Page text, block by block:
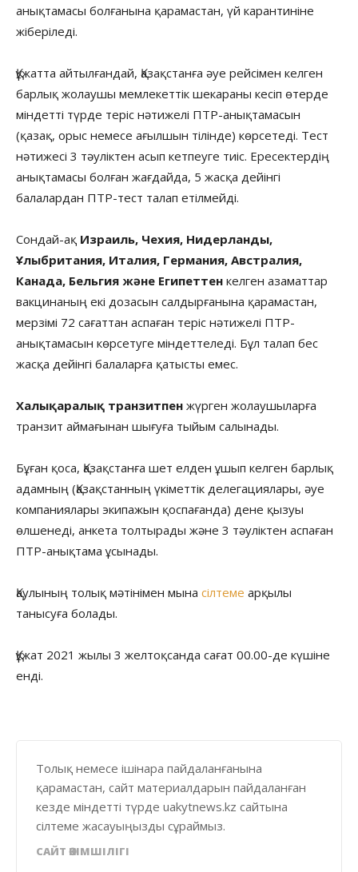
анықтамасы болғанына қарамастан, үй карантиніне
жіберіледі.
Құжатта айтылғандай, Қазақстанға әуе рейсімен келген
барлық жолаушы мемлекеттік шекараны кесіп өтерде
міндетті түрде теріс нәтижелі ПТР-анықтамасын
(қазақ, орыс немесе ағылшын тілінде) көрсетеді. Тест
нәтижесі 3 тәуліктен асып кетпеуге тиіс. Ересектердің
анықтамасы болған жағдайда, 5 жасқа дейінгі
балалардан ПТР-тест талап етілмейді.
Сондай-ақ Израиль, Чехия, Нидерланды,
Ұлыбритания, Италия, Германия, Австралия,
Канада, Бельгия және Египеттен келген азаматтар
вакцинаның екі дозасын салдырғанына қарамастан,
мерзімі 72 сағаттан аспаған теріс нәтижелі ПТР-
анықтамасын көрсетуге міндеттеледі. Бұл талап бес
жасқа дейінгі балаларға қатысты емес.
Халықаралық транзитпен жүрген жолаушыларға
транзит аймағынан шығуға тыйым салынады.
Бұған қоса, Қазақстанға шет елден ұшып келген барлық
адамның (Қазақстанның үкіметтік делегациялары, әуе
компаниялары экипажын қоспағанда) дене қызуы
өлшенеді, анкета толтырады және 3 тәуліктен аспаған
ПТР-анықтама ұсынады.
Қаулының толық мәтінімен мына сілтеме арқылы
танысуға болады.
Құжат 2021 жылы 3 желтоқсанда сағат 00.00-де күшіне
енді.
Толық немесе ішінара пайдаланғанына
қарамастан, сайт материалдарын пайдаланған
кезде міндетті түрде uakytnews.kz сайтына
сілтеме жасауыңызды сұраймыз.
САЙТ ӘКІМШІЛІГІ